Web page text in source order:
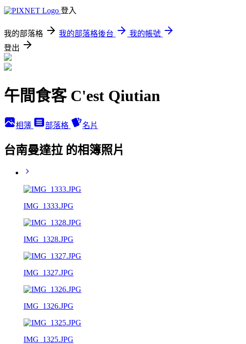
登入
我的部落格 我的部落格後台
我的帳號
登出
午間食客 C'est Qiutian
相簿 部落格 名片
台南曼達拉 的相簿照片
IMG_1333.JPG
IMG_1328.JPG
IMG_1327.JPG
IMG_1326.JPG
IMG_1325.JPG